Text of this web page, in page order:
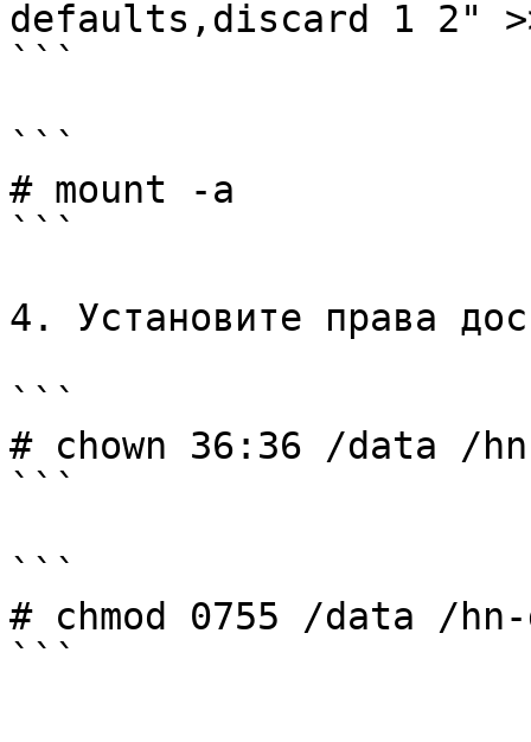
defaults,discard 1 2"
```
```
# mount -a
```
4. Установите права
```
# chown 36:36 /data /
```
```
# chmod 0755 /data /